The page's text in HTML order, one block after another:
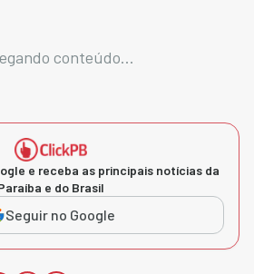
conteúdo...
e receba as principais notícias da
e do Brasil
Seguir no Google